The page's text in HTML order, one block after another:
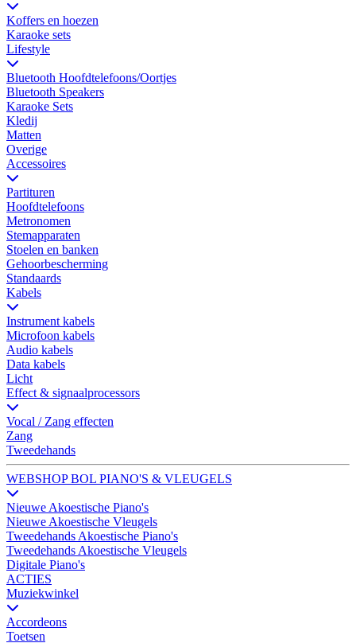
Koffers en hoezen
Karaoke sets
Lifestyle
Bluetooth Hoofdtelefoons/Oortjes
Bluetooth Speakers
Karaoke Sets
Kledij
Matten
Overige
Accessoires
Partituren
Hoofdtelefoons
Metronomen
Stemapparaten
Stoelen en banken
Gehoorbescherming
Standaards
Kabels
Instrument kabels
Microfoon kabels
Audio kabels
Data kabels
Licht
Effect & signaalprocessors
Vocal / Zang effecten
Zang
Tweedehands
WEBSHOP BOL PIANO'S & VLEUGELS
Nieuwe Akoestische Piano's
Nieuwe Akoestische Vleugels
Tweedehands Akoestische Piano's
Tweedehands Akoestische Vleugels
Digitale Piano's
ACTIES
Muziekwinkel
Accordeons
Toetsen